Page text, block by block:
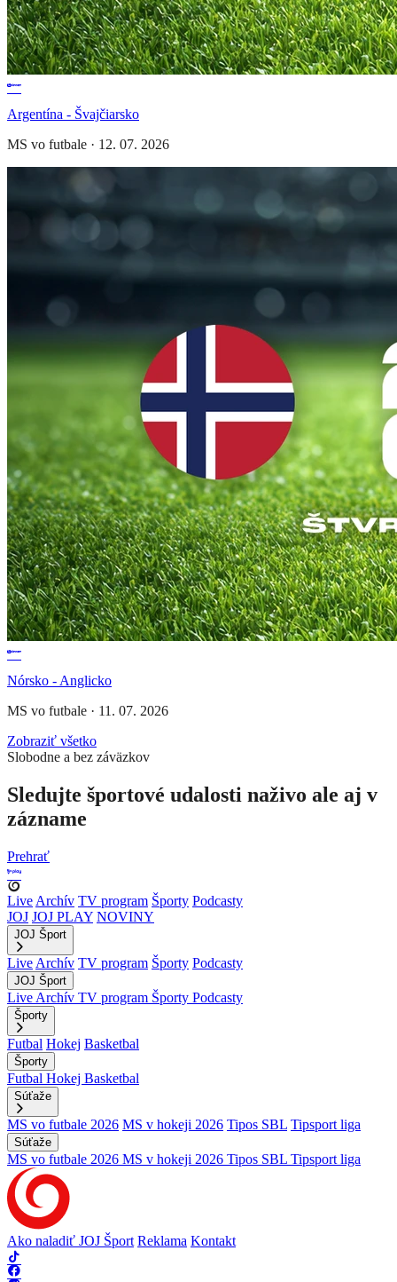
Argentína - Švajčiarsko
MS vo futbale · 12. 07. 2026
Nórsko - Anglicko
MS vo futbale · 11. 07. 2026
Zobraziť všetko
Slobodne a bez záväzkov
Sledujte športové udalosti naživo ale aj v
zázname
Prehrať
Live Archív TV program Športy Podcasty
JOJ JOJ PLAY NOVINY
JOJ Šport
Live Archív TV program Športy Podcasty
JOJ Šport
Live Archív TV program Športy Podcasty
Športy
Futbal Hokej Basketbal
Športy
Futbal Hokej Basketbal
Súťaže
MS vo futbale 2026 MS v hokeji 2026 Tipos SBL Tipsport liga
Súťaže
MS vo futbale 2026 MS v hokeji 2026 Tipos SBL Tipsport liga
Ako naladiť JOJ Šport Reklama Kontakt